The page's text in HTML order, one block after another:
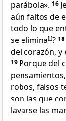
parábola». 16
aún faltos de
todo lo que
se elimina[i]? 18
del corazón, y
19 Porque del
robos, falsos
son las que
lavarse las